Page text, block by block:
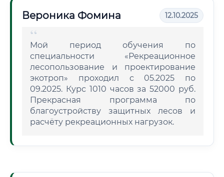
Вероника Фомина 12.10.2025
Мой период обучения по
специальности «Рекреационное
лесопользование и проектирование
экотроп» проходил с 05.2025 по
09.2025. Курс 1010 часов за 52000 руб.
Прекрасная программа по
благоустройству защитных лесов и
расчёту рекреационных нагрузок.